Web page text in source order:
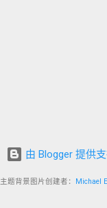
由 Blogger 提供
主题背景图片创建者： Michael